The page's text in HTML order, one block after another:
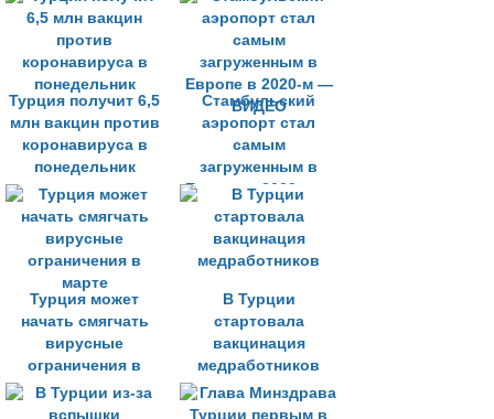
Турция получит 6,5
млн вакцин против
коронавируса в
понедельник
Стамбульский
аэропорт стал
самым
загруженным в
Европе в 2020-м —
ВИДЕО
Турция может
начать смягчать
вирусные
ограничения в
марте
В Турции
стартовала
вакцинация
медработников